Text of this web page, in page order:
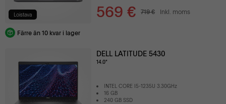
Loistava 569 € 719 € Inkl. moms
Färre än 10 kvar i lager
DELL LATITUDE 5430
14.0"
INTEL CORE I5-1235U 3.30GHz
16 GB
240 GB SSD